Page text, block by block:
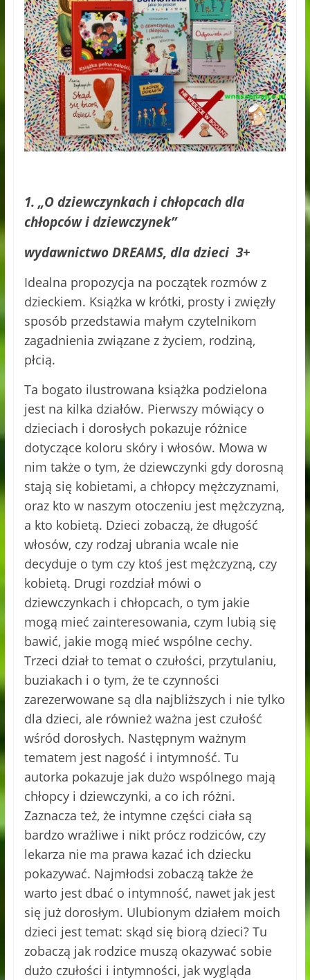
1. „O dziewczynkach i chłopcach dla
chłopców i dziewczynek”
wydawnictwo DREAMS, dla dzieci 3+
Idealna propozycja na początek rozmów z
dzieckiem. Książka w krótki, prosty i zwięzły
sposób przedstawia małym czytelnikom
zagadnienia związane z życiem, rodziną,
płcią.
Ta bogato ilustrowana książka podzielona
jest na kilka działów. Pierwszy mówiący o
dzieciach i dorosłych pokazuje różnice
dotyczące koloru skóry i włosów. Mowa w
nim także o tym, że dziewczynki gdy dorosną
stają się kobietami, a chłopcy mężczyznami,
oraz kto w naszym otoczeniu jest mężczyzną,
a kto kobietą. Dzieci zobaczą, że długość
włosów, czy rodzaj ubrania wcale nie
decyduje o tym czy ktoś jest mężczyzną, czy
kobietą. Drugi rozdział mówi o
dziewczynkach i chłopcach, o tym jakie
mogą mieć zainteresowania, czym lubią się
bawić, jakie mogą mieć wspólne cechy.
Trzeci dział to temat o czułości, przytulaniu,
buziakach i o tym, że te czynności
zarezerwowane są dla najbliższych i nie tylko
dla dzieci, ale również ważna jest czułość
wśród dorosłych. Następnym ważnym
tematem jest nagość i intymność. Tu
autorka pokazuje jak dużo wspólnego mają
chłopcy i dziewczynki, a co ich różni.
Zaznacza też, że intymne części ciała są
bardzo wrażliwe i nikt prócz rodziców, czy
lekarza nie ma prawa kazać ich dziecku
pokazywać. Najmłodsi zobaczą także że
warto jest dbać o intymność, nawet jak jest
się już dorosłym. Ulubionym działem moich
dzieci jest temat: skąd się biorą dzieci? Tu
zobaczą jak rodzice muszą okazywać sobie
dużo czułości i intymności, jak wygląda